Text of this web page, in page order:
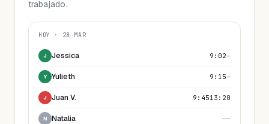
trabajado.
HOY · 28 MAR
J Jessica 9:02—
Y Yulieth 9:15—
J Juan V. 9:4513:20
N Natalia ——